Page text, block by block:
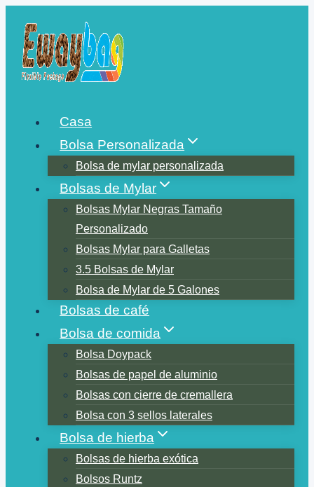
contenido
Casa
Bolsa Personalizada
Bolsa de mylar personalizada
Bolsas de Mylar
Bolsas Mylar Negras Tamaño
Personalizado
Bolsas Mylar para Galletas
3.5 Bolsas de Mylar
Bolsa de Mylar de 5 Galones
Bolsas de café
Bolsa de comida
Bolsa Doypack
Bolsas de papel de aluminio
Bolsas con cierre de cremallera
Bolsa con 3 sellos laterales
Bolsa de hierba
Bolsas de hierba exótica
Bolsos Runtz